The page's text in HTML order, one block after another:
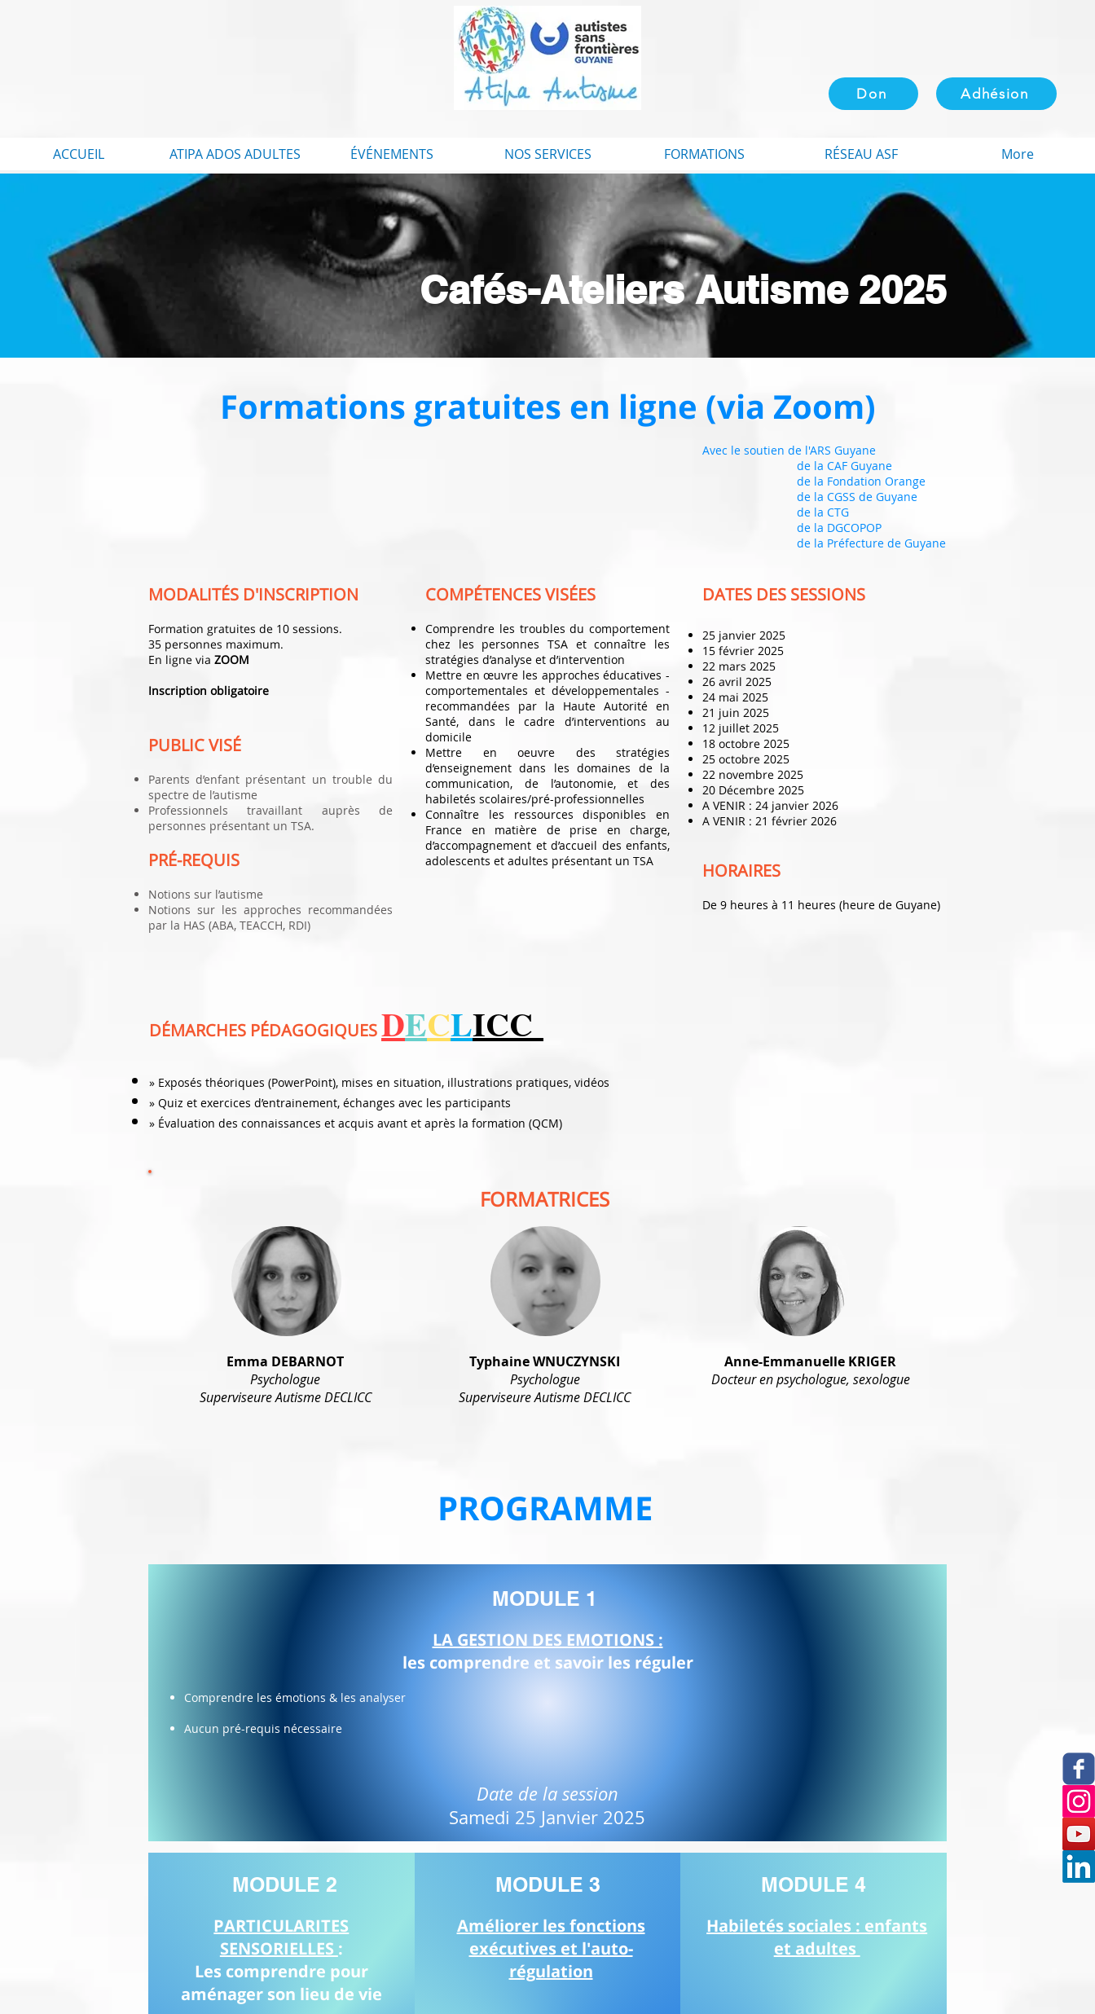
Don
ACCUEIL ATIPA ADOS ADULTES ÉVÉNEMENTS NOS SERVICES FORMATIONS RÉSEAU ASF More
Cafés-Ateliers Autisme 2025
Formations gratuites en ligne (via Zoom)
Avec le soutien de l'ARS Guyane
de la CAF Guyane
de la Fondation Orange
de la CGSS de Guyane
de la CTG
de la DGCOPOP
de la Préfecture de Guyane
MODALITÉS D'INSCRIPTION
Formation gratuites de 10 sessions.
35 personnes maximum.
En ligne via ZOOM
Inscription obligatoire
PUBLIC VISÉ
Parents d’enfant présentant un trouble du
spectre de l’autisme
Professionnels travaillant auprès de
personnes présentant un TSA.
PRÉ-REQUIS
Notions sur l’autisme
Notions sur les approches recommandées
par la HAS (ABA, TEACCH, RDI)
COMPÉTENCES VISÉES
Comprendre les troubles du comportement
chez les personnes TSA et connaître les
stratégies d’analyse et d’intervention
Mettre en œuvre les approches éducatives -
comportementales et développementales -
recommandées par la Haute Autorité en
Santé, dans le cadre d’interventions au
domicile
Mettre en oeuvre des stratégies
d’enseignement dans les domaines de la
communication, de l’autonomie, et des
habiletés scolaires/pré-professionnelles
Connaître les ressources disponibles en
France en matière de prise en charge,
d’accompagnement et d’accueil des enfants,
adolescents et adultes présentant un TSA
DATES DES SESSIONS
25 janvier 2025
15 février 2025
​22 mars 2025
26 avril 2025
24 mai 2025
21 juin 2025
​12 juillet 2025
​18 octobre 2025
25 octobre 2025
​22 novembre 2025
20 Décembre 2025
A VENIR : 24 janvier 2026
A VENIR : 21 février 2026
HORAIRES
De 9 heures à 11 heures (heure de Guyane)
DÉMARCHES PÉDAGOGIQUESDECLICC
» Exposés théoriques (PowerPoint), mises en situation, illustrations pratiques, vidéos
» Quiz et exercices d’entrainement, échanges avec les participants
» Évaluation des connaissances et acquis avant et après la formation (QCM)
FORMATRICES
Emma DEBARNOT
Psychologue
Superviseure Autisme DECLICC
Typhaine WNUCZYNSKI
Psychologue
Superviseure Autisme DECLICC
Anne-Emmanuelle KRIGER
Docteur en psychologue, sexologue
PROGRAMME
MODULE 1
LA GESTION DES EMOTIONS :
les comprendre et savoir les réguler
Comprendre les émotions & les analyser
Aucun pré-requis nécessaire
Date de la session
Samedi 25 Janvier 2025
MODULE 2
PARTICULARITES
SENSORIELLES :
Les comprendre pour
aménager son lieu de vie
MODULE 3
Améliorer les fonctions
exécutives et l'auto-
régulation
MODULE 4
Habiletés sociales : enfants
et adultes
Adhésion